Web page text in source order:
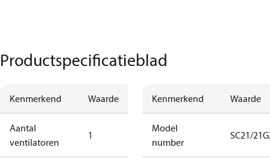
Productspecificatieblad
Kenmerkend Waarde
Aantal
ventilatoren
1
Kenmerkend Waarde
Model
number
SC21/